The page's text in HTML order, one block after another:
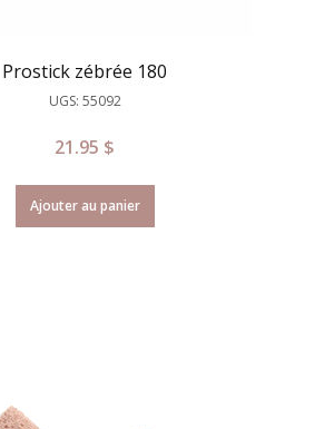
Prostick zébrée 180
UGS: 55092
21.95 $
Ajouter au panier